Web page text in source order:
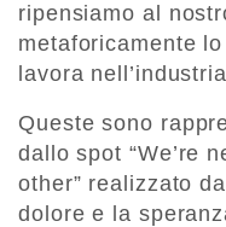
ripensiamo al
metaforicamente
lavora
Queste sono
dallo spot “We’re
other” realizzato
dolore e la